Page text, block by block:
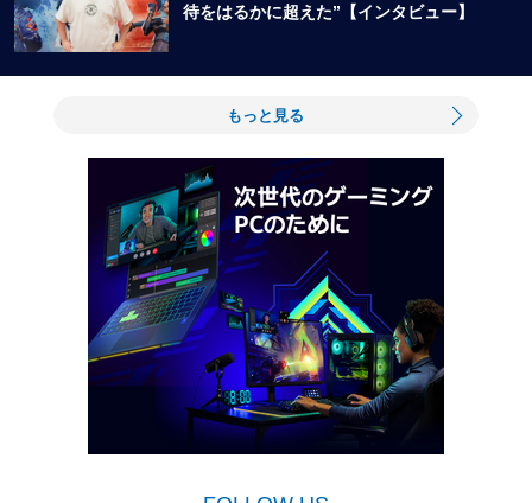
待をはるかに超えた”【インタビュー】
もっと見る